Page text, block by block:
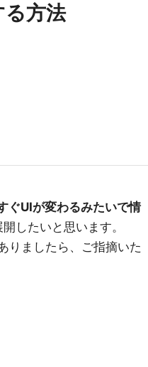
方法
ぐUIが変わるみたいで情
したいと思います。
りましたら、ご指摘いた